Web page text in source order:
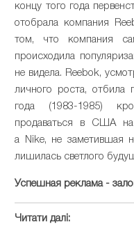
концу того года
отобрала компания
том, что компания
происходила
не видела. Reebok,
личного роста, отбила
года (1983-1985)
продаваться в США
а Nike, не заметившая
лишилась светлого
Успешная реклама -
Читати далі: